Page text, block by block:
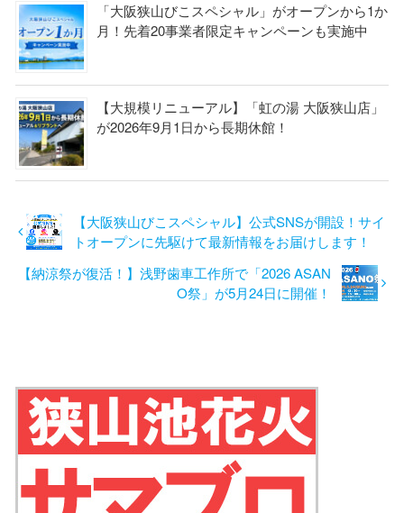
「大阪狭山びこスペシャル」がオープンから1か
月！先着20事業者限定キャンペーンも実施中
【大規模リニューアル】「虹の湯 大阪狭山店」
が2026年9月1日から長期休館！
【大阪狭山びこスペシャル】公式SNSが開設！サイ
トオープンに先駆けて最新情報をお届けします！
【納涼祭が復活！】浅野歯車工作所で「2026 ASAN
O祭」が5月24日に開催！